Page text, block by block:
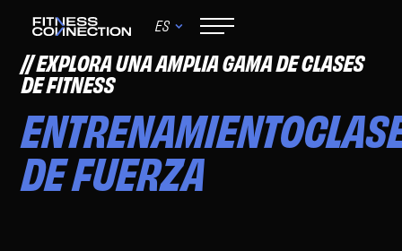
ES
EXPLORA UNA AMPLIA GAMA DE CLASES
DE FITNESS
ENTRENAMIENTO
DE FUERZA